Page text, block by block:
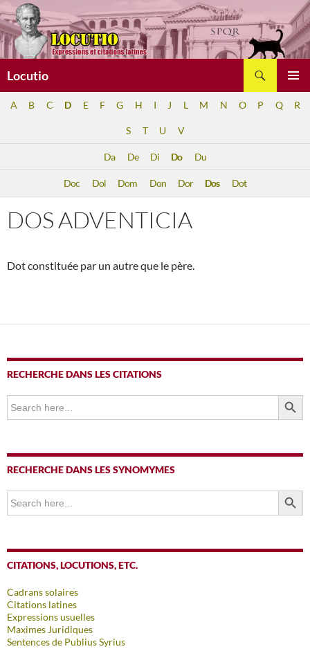
Aller
au
contenu
Locutio
A B C D E F G H I J L M N O P Q R
S T U V
Da De Di Do Du
Doc Dol Dom Don Dor Dos Dot
DOS ADVENTICIA
Dot constituée par un autre que le père.
RECHERCHE DANS LES CITATIONS
Search
for:
SEARCH
RECHERCHE DANS LES SYNOMYMES
Search
for:
SEARCH
CITATIONS, LOCUTIONS, ETC.
Cadrans solaires
Citations latines
Expressions usuelles
Maximes Juridiques
Sentences de Publius Syrius